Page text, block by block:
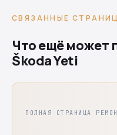
СВЯЗАННЫЕ
Что ещё может
Škoda Yeti
ПОЛНАЯ СТРАНИЦА